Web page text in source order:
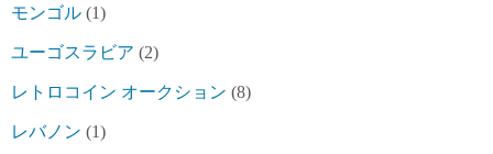
モンゴル (1)
ユーゴスラビア (2)
レトロコイン オークション (8)
レバノン (1)